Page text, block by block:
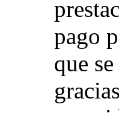
pago
que